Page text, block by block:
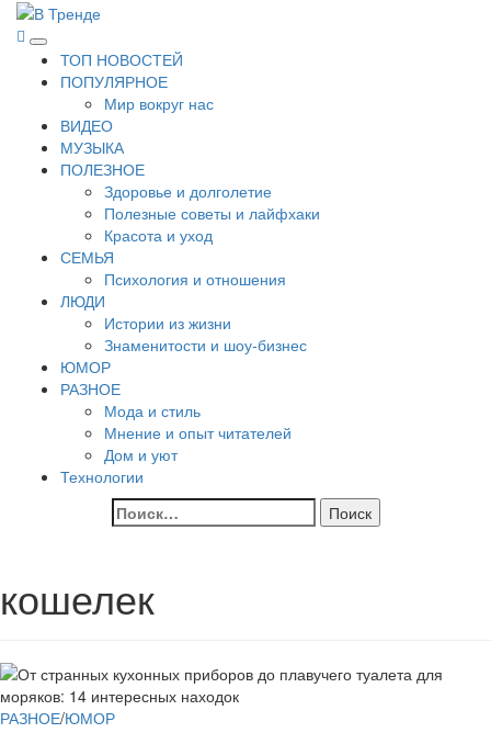
Перейти
содержимому
В Тренде
Самые свежие новости интернета
Основное
меню
ТОП НОВОСТЕЙ
ПОПУЛЯРНОЕ
Мир вокруг нас
ВИДЕО
МУЗЫКА
ПОЛЕЗНОЕ
Здоровье и долголетие
Полезные советы и лайфхаки
Красота и уход
СЕМЬЯ
Психология и отношения
ЛЮДИ
Истории из жизни
Знаменитости и шоу-бизнес
ЮМОР
РАЗНОЕ
Мода и стиль
Мнение и опыт читателей
Дом и уют
Технологии
Найти:
кошелек
РАЗНОЕ/ЮМОР